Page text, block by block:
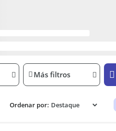
Más filtros
Ordenar por: